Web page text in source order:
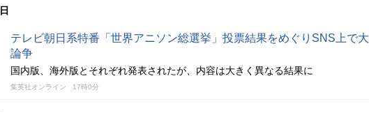
テレビ朝日系特番「世界アニソン総選挙」投票結果をめぐりSNS上で大
論争
国内版、海外版とそれぞれ発表されたが、内容は大きく異なる結果に
集英社オンライン 17時0分